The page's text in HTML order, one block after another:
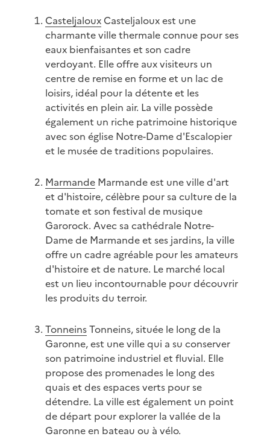
CasteljalouxCasteljaloux est une
charmante ville thermale connue pour ses
eaux bienfaisantes et son cadre
verdoyant. Elle offre aux visiteurs un
centre de remise en forme et un lac de
loisirs, idéal pour la détente et les
activités en plein air. La ville possède
également un riche patrimoine historique
avec son église Notre-Dame d'Escalopier
et le musée de traditions populaires.
MarmandeMarmande est une ville d'art
et d'histoire, célèbre pour sa culture de la
tomate et son festival de musique
Garorock. Avec sa cathédrale Notre-
Dame de Marmande et ses jardins, la ville
offre un cadre agréable pour les amateurs
d'histoire et de nature. Le marché local
est un lieu incontournable pour découvrir
les produits du terroir.
TonneinsTonneins, située le long de la
Garonne, est une ville qui a su conserver
son patrimoine industriel et fluvial. Elle
propose des promenades le long des
quais et des espaces verts pour se
détendre. La ville est également un point
de départ pour explorer la vallée de la
Garonne en bateau ou à vélo.